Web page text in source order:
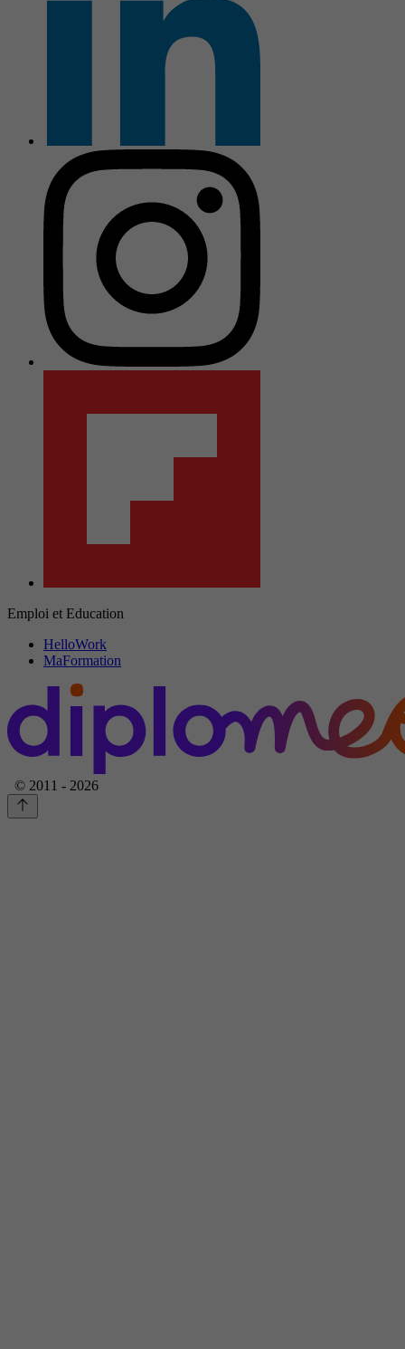
Emploi et Education
HelloWork
MaFormation
© 2011 - 2026